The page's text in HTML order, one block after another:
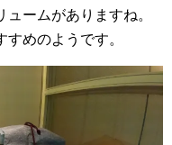
ームがありますね。
めのようです。